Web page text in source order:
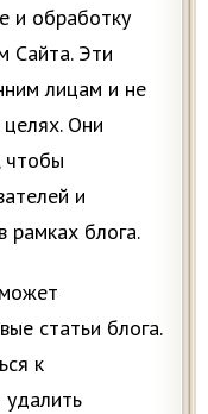
и обработку
Сайта. Эти
лицам и не
Они
чтобы
и
рамках блога.
статьи блога.
к